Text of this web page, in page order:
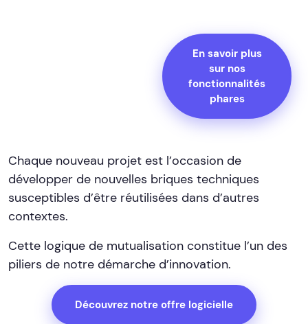
En savoir plus
sur nos
fonctionnalités
phares
Chaque nouveau projet est l’occasion de
développer de nouvelles briques techniques
susceptibles d’être réutilisées dans d’autres
contextes.
Cette logique de mutualisation constitue l’un des
piliers de notre démarche d’innovation.
Découvrez notre offre logicielle